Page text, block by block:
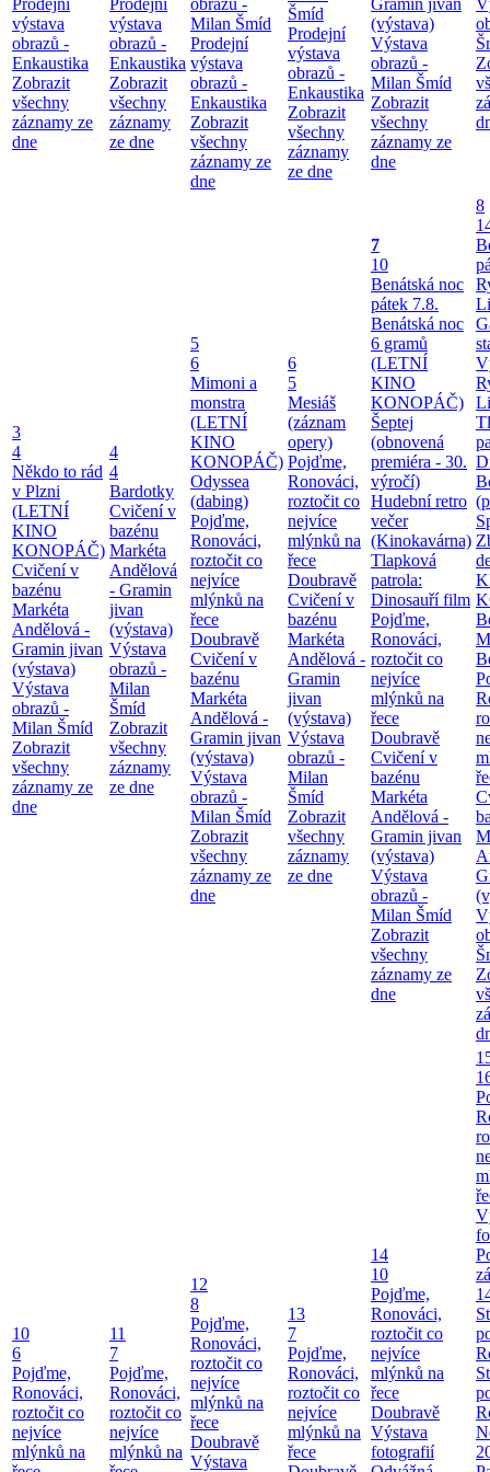
Prodejní
výstava
obrazů -
Enkaustika
Zobrazit
všechny
záznamy ze
dne
Prodejní
výstava
obrazů -
Enkaustika
Zobrazit
všechny
záznamy
ze dne
obrazů -
Milan Šmíd
Prodejní
výstava
obrazů -
Enkaustika
Zobrazit
všechny
záznamy ze
dne
Šmíd
Prodejní
výstava
obrazů -
Enkaustika
Zobrazit
všechny
záznamy
ze dne
Gramin jivan
(výstava)
Výstava
obrazů -
Milan Šmíd
Zobrazit
všechny
záznamy ze
dne
3
4
Někdo to rád
v Plzni
(LETNÍ
KINO
KONOPÁČ)
Cvičení v
bazénu
Markéta
Andělová -
Gramin jivan
(výstava)
Výstava
obrazů -
Milan Šmíd
Zobrazit
všechny
záznamy ze
dne
4
4
Bardotky
Cvičení v
bazénu
Markéta
Andělová
- Gramin
jivan
(výstava)
Výstava
obrazů -
Milan
Šmíd
Zobrazit
všechny
záznamy
ze dne
5
6
Mimoni a
monstra
(LETNÍ
KINO
KONOPÁČ)
Odyssea
(dabing)
Pojďme,
Ronováci,
roztočit co
nejvíce
mlýnků na
řece
Doubravě
Cvičení v
bazénu
Markéta
Andělová -
Gramin jivan
(výstava)
Výstava
obrazů -
Milan Šmíd
Zobrazit
všechny
záznamy ze
dne
6
5
Mesiáš
(záznam
opery)
Pojďme,
Ronováci,
roztočit co
nejvíce
mlýnků na
řece
Doubravě
Cvičení v
bazénu
Markéta
Andělová -
Gramin
jivan
(výstava)
Výstava
obrazů -
Milan
Šmíd
Zobrazit
všechny
záznamy
ze dne
7
10
Benátská noc
pátek 7.8.
Benátská noc
6 gramů
(LETNÍ
KINO
KONOPÁČ)
Šeptej
(obnovená
premiéra - 30.
výročí)
Hudební retro
večer
(Kinokavárna)
Tlapková
patrola:
Dinosauří film
Pojďme,
Ronováci,
roztočit co
nejvíce
mlýnků na
řece
Doubravě
Cvičení v
bazénu
Markéta
Andělová -
Gramin jivan
(výstava)
Výstava
obrazů -
Milan Šmíd
Zobrazit
všechny
záznamy ze
dne
8
10
6
Pojďme,
Ronováci,
roztočit co
nejvíce
mlýnků na
11
7
Pojďme,
Ronováci,
roztočit co
nejvíce
mlýnků na
12
8
Pojďme,
Ronováci,
roztočit co
nejvíce
mlýnků na
řece
Doubravě
Výstava
13
7
Pojďme,
Ronováci,
roztočit co
nejvíce
mlýnků na
řece
14
10
Pojďme,
Ronováci,
roztočit co
nejvíce
mlýnků na
řece
Doubravě
Výstava
fotografií